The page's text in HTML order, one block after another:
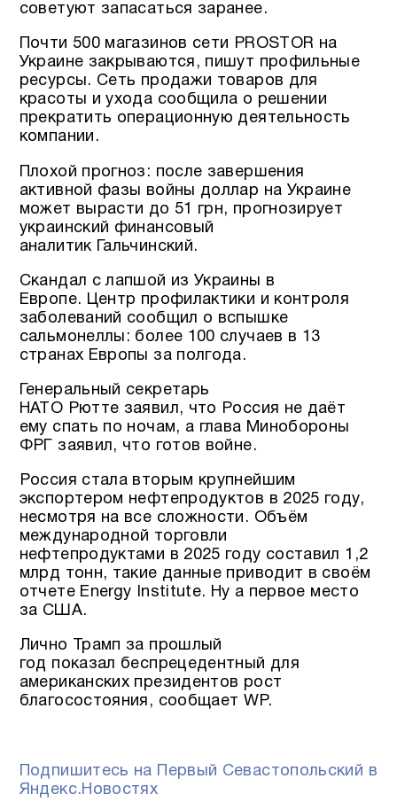
советуют запасаться заранее.
Почти 500 магазинов сети PROSTOR на
Украине закрываются, пишут профильные
ресурсы. Сеть продажи товаров для
красоты и ухода сообщила о решении
прекратить операционную деятельность
компании.
Плохой прогноз: после завершения
активной фазы войны доллар на Украине
может вырасти до 51 грн, прогнозирует
украинский финансовый
аналитик Гальчинский.
Скандал с лапшой из Украины в
Европе. Центр профилактики и контроля
заболеваний сообщил о вспышке
сальмонеллы: более 100 случаев в 13
странах Европы за полгода.
Генеральный секретарь
НАТО Рютте заявил, что Россия не даёт
ему спать по ночам, а глава Минобороны
ФРГ заявил, что готов войне.
Россия стала вторым крупнейшим
экспортером нефтепродуктов в 2025 году,
несмотря на все сложности. Объём
международной торговли
нефтепродуктами в 2025 году составил 1,2
млрд тонн, такие данные приводит в своём
отчете Energy Institute. Ну а первое место
за США.
Лично Трамп за прошлый
год показал беспрецедентный для
американских президентов рост
благосостояния, сообщает WP.
Подпишитесь на Первый Севастопольский в
Яндекс.Новостях